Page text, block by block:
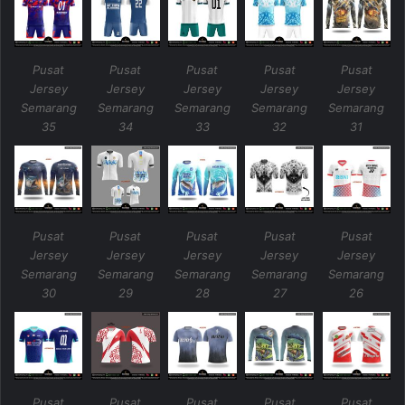
Pusat
Jersey
Semarang
35
Pusat
Jersey
Semarang
34
Pusat
Jersey
Semarang
33
Pusat
Jersey
Semarang
32
Pusat
Jersey
Semarang
31
Pusat
Jersey
Semarang
30
Pusat
Jersey
Semarang
29
Pusat
Jersey
Semarang
28
Pusat
Jersey
Semarang
27
Pusat
Jersey
Semarang
26